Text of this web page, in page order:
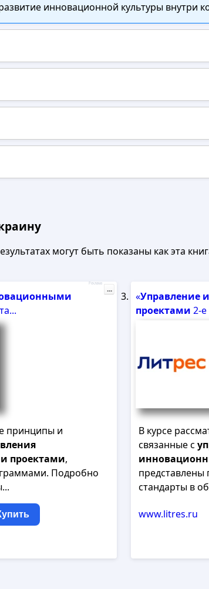
инновационной культуры внутри
могут быть показаны как эта
принципы и
проектами,
Подробно
Реклама
...
«Управление
проектами 2-е
В курсе
связанные с
стандарты в
www.litres.ru